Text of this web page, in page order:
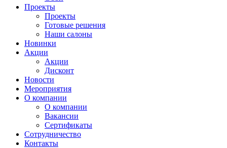
Проекты
Проекты
Готовые решения
Наши салоны
Новинки
Акции
Акции
Дисконт
Новости
Мероприятия
О компании
О компании
Вакансии
Сертификаты
Сотрудничество
Контакты